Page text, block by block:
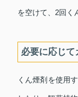
を空けて、2回く
必要に応じて
くん煙剤を使用